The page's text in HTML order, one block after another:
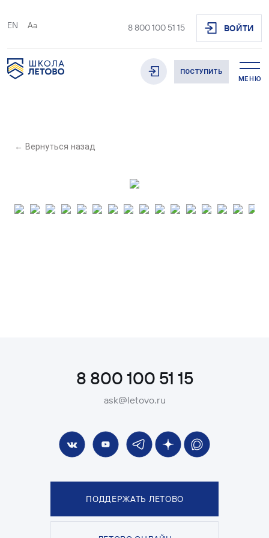
EN Aa 8 800 100 51 15 ВОЙТИ
ПОСТУПИТЬ
МЕНЮ
← Вернуться назад
8 800 100 51 15
ask@letovo.ru
ПОДДЕРЖАТЬ ЛЕТОВО